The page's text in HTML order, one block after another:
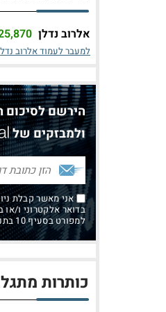
אלרוב נדלן
למעבר לעמוד אלרוב
הירשם לסיכום
ולמבזקים של
אני מאשר קבלת
בדואר אלקטרוני ו/
למפורט בסעיף 10 בתנאי השימוש
כותרות